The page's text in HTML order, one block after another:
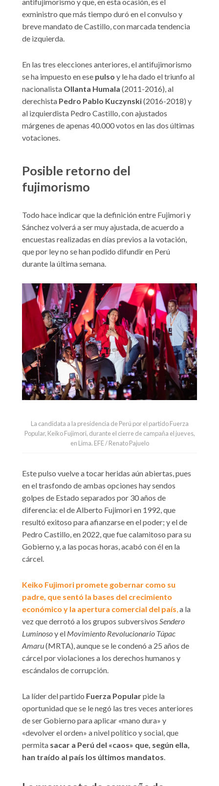
antifujimorismo y que, en esta ocasión, es el
exministro que más tiempo duró en el convulso y
breve mandato de Castillo, con marcada tendencia
de izquierda.
En las tres elecciones anteriores, el antifujimorismo
se ha impuesto en ese pulso y le ha dado el triunfo al
nacionalista Ollanta Humala (2011-2016), al
derechista Pedro Pablo Kuczynski(2016-2018) y
al izquierdista Pedro Castillo, con ajustados
márgenes de apenas 40.000 votos en las dos últimas
votaciones.
Posible retorno del
fujimorismo
Todo hace indicar que la definición entre Fujimori y
Sánchez volverá a ser muy ajustada, de acuerdo a
encuestas realizadas en días previos a la votación,
que por ley no se han podido difundir en Perú
durante la última semana.
La candidata a la presidencia de Perú por el partido Fuerza
Popular, Keiko Fujimori, durante el cierre de campaña el jueves,
en Lima. EFE / Renato Pajuelo
Este pulso vuelve a tocar heridas aún abiertas, pues
en el trasfondo de ambas opciones hay sendos
golpes de Estado separados por 30 años de
diferencia: el de Alberto Fujimori en 1992, que
resultó exitoso para afianzarse en el poder; y el de
Pedro Castillo, en 2022, que fue calamitoso para su
Gobierno y, a las pocas horas, acabó con él en la
cárcel.
Keiko Fujimori promete gobernar como su
padre, que sentó la bases del crecimiento
económico y la apertura comercial del país,a la
vez que derrotó a los grupos subversivos Sendero
Luminosoy el Movimiento Revolucionario Túpac
Amaru(MRTA), aunque se le condenó a 25 años de
cárcel por violaciones a los derechos humanos y
escándalos de corrupción.
La líder del partido Fuerza Popularpide la
oportunidad que se le negó las tres veces anteriores
de ser Gobierno para aplicar «mano dura» y
«devolver el orden» a nivel político y social, que
permita sacar a Perú del «caos» que, según ella,
han traído al país los últimos mandatos.